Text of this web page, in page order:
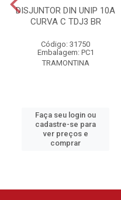
DISJUNTOR DIN UNIP 10A
CURVA C TDJ3 BR
Código: 31750
Embalagem: PC1
TRAMONTINA
Faça seu login ou
cadastre-se para
ver preços e
comprar